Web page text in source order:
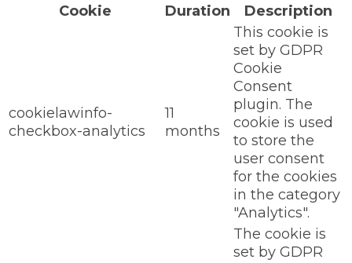
Cookie
Duration Description
cookielawinfo-
checkbox-analytics
11
months
This cookie is
set by GDPR
Cookie
Consent
plugin. The
cookie is used
to store the
user consent
for the cookies
in the category
"Analytics".
The cookie is
set by GDPR